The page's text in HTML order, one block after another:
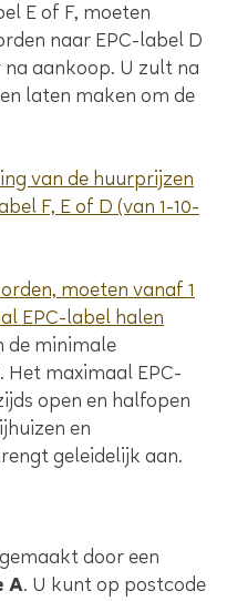
E of F, moeten
naar EPC-label D
aankoop. U zult na
laten maken om de
van de huurprijzen
F, E of D (van 1-10-
moeten vanaf 1
EPC-label halen
de minimale
maximaal EPC-
open en halfopen
en
geleidelijk aan.
door een
A. U kunt op postcode